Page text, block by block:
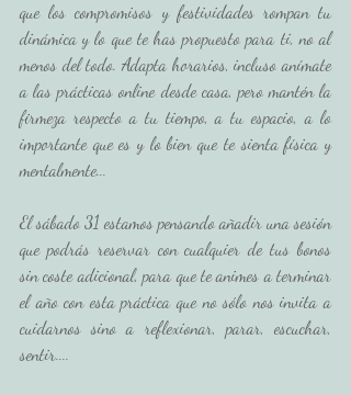
que los compromisos y festividades rompan tu
dinámica y lo que te has propuesto para ti, no al
menos del todo. Adapta horarios, incluso anímate
a las prácticas online desde casa, pero mantén la
firmeza respecto a tu tiempo, a tu espacio, a lo
importante que es y lo bien que te sienta física y
mentalmente...
El sábado 31 estamos pensando añadir una sesión
que podrás reservar con cualquier de tus bonos
sin coste adicional, para que te animes a terminar
el año con esta práctica que no sólo nos invita a
cuidarnos sino a reflexionar, parar, escuchar,
sentir....